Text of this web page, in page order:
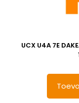
UCX U4A 7E